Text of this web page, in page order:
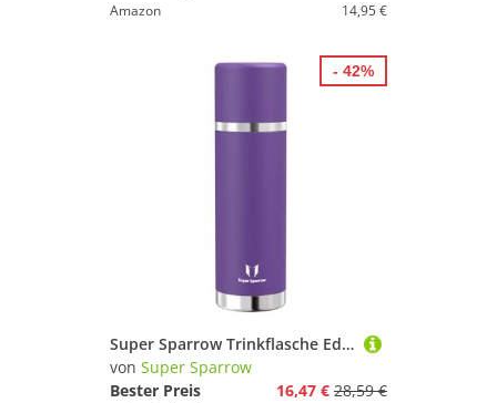
Amazon
14,95 €
Super Sparrow Trinkflasche Edelstahl - Thermoskanne - 1000ml - BPA-Frei Thermosflasche - Isolierflasche Auslaufsicherer Deckel Fungiert als Trinkbecher
von Super Sparrow
Bester Preis
16,47 € 28,59 €
- 42%